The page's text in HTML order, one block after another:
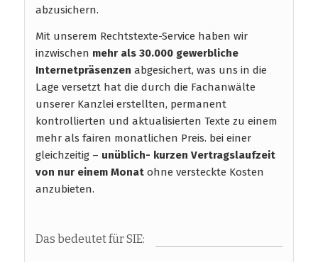
abzusichern.
Mit unserem Rechtstexte-Service haben wir
inzwischen mehr als 30.000 gewerbliche
Internetpräsenzen abgesichert, was uns in die
Lage versetzt hat die durch die Fachanwälte
unserer Kanzlei erstellten, permanent
kontrollierten und aktualisierten Texte zu einem
mehr als fairen monatlichen Preis. bei einer
gleichzeitig – unüblich- kurzen Vertragslaufzeit
von nur einem Monat ohne versteckte Kosten
anzubieten.
Das bedeutet für SIE: